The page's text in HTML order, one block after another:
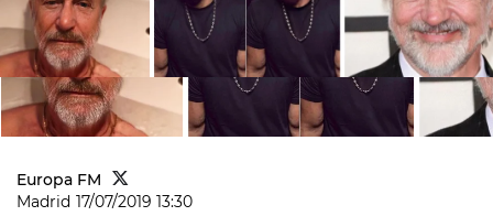
Europa FM
Madrid 17/07/2019 13:30